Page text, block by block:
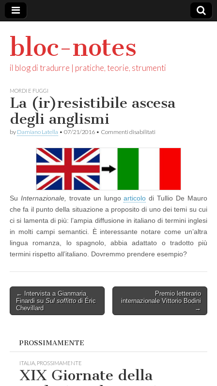
bloc-notes
il blog di tradurre | pratiche, teorie, strumenti
MORDI E FUGGI
La (ir)resistibile ascesa
degli anglismi
by Damiano Latella • 07/21/2016 • Commenti disabilitati
(ir)resistibile
Su Internazionale, trovate un lungoarticolo di Tullio De Mauro
che fa il punto della situazione a proposito di uno dei temi su cui
ci si lamenta di più: l’ampia diffusione in italiano di termini inglesi
in molti campi semantici. È interessante notare come un’altra
lingua romanza, lo spagnolo, abbia adattato o tradotto più
termini rispetto all’italiano. Dovremmo prendere esempio?
Post
navigation
← Intervista a Gianmaria
Finardi su Sul soffittodi Éric
Chevillard
Premio letterario
internazionale Vittorio Bodini
→
PROSSIMAMENTE
ITALIA PROSSIMAMENTE
XIX Giornate della